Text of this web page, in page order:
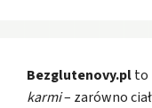
Bezglutenovy.plto
karmi– zarówno